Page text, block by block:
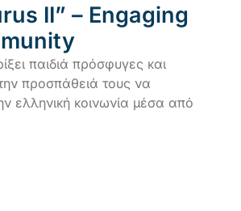
II” – Engaging
παιδιά πρόσφυγες και
προσπάθειά τους να
ελληνική κοινωνία μέσα από